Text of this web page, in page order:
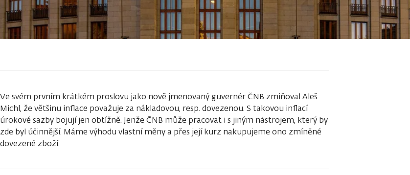
Ve svém prvním krátkém proslovu jako nově jmenovaný guvernér ČNB zmiňoval Aleš
Michl, že většinu inflace považuje za nákladovou, resp. dovezenou. S takovou inflací
úrokové sazby bojují jen obtížně. Jenže ČNB může pracovat i s jiným nástrojem, který by
zde byl účinnější. Máme výhodu vlastní měny a přes její kurz nakupujeme ono zmíněné
dovezené zboží.